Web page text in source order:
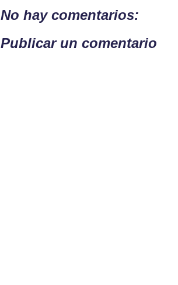
No hay comentarios:
Publicar un comentario